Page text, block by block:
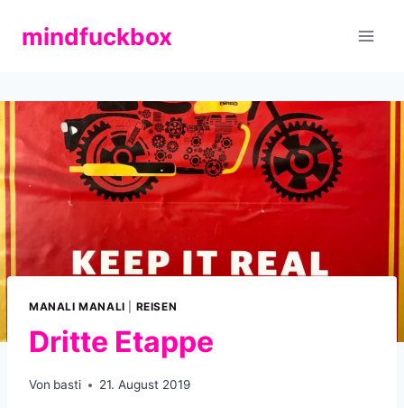
Inhaltmindfuckbox
MANALI MANALI REISEN
Dritte Etappe
Von basti 21. August 2019